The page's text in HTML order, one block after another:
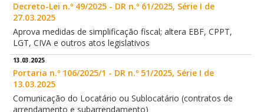
Decreto-Lei n.º 49/2025 - DR n.º 61/2025, Série I de
27.03.2025
Aprova medidas de simplificação fiscal; altera EBF, CPPT,
LGT, CIVA e outros atos legislativos
13.03.2025
Portaria n.º 106/2025/1 - DR n.º 51/2025, Série I de
13.03.2025
Comunicação do Locatário ou Sublocatário (contratos de
arrendamento e subarrendamento)